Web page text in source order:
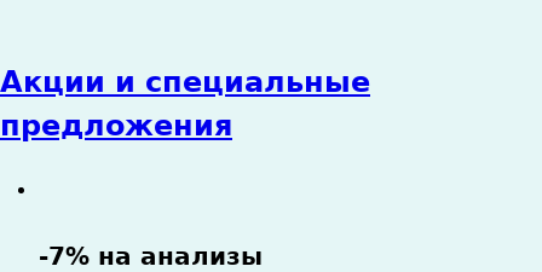
Акции и специальные
предложения
-7% на анализы